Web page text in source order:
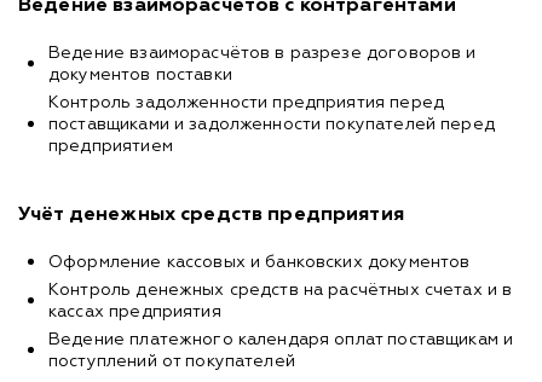
Ведение взаиморасчётов с контрагентами
Ведение взаиморасчётов в разрезе договоров и
документов поставки
Контроль задолженности предприятия перед
поставщиками и задолженности покупателей перед
предприятием
Учёт денежных средств предприятия
Оформление кассовых и банковских документов
Контроль денежных средств на расчётных счетах и в
кассах предприятия
Ведение платежного календаря оплат поставщикам и
поступлений от покупателей